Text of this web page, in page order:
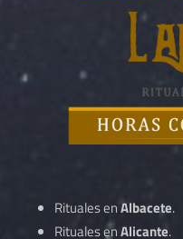
Rituales enAlbacete.
Rituales enAlicante.